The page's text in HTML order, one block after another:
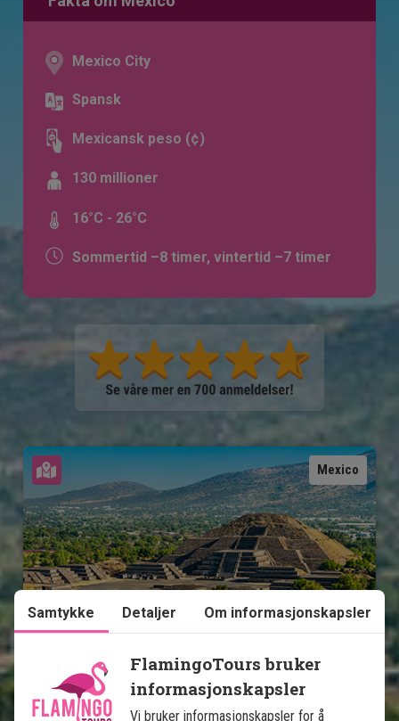
Mexico City
Spansk
Mexicansk peso (¢)
130 millioner
16°C - 26°C
Sommertid –8 timer, vintertid –7 timer
Mexico
Mexicos høydepunkter med
badeferie på Isla Holbox
13 netters rundreise
Samtykke Detaljer Om informasjonskapsler
FlamingoTours bruker
informasjonskapsler
Vi bruker informasjonskapsler for å